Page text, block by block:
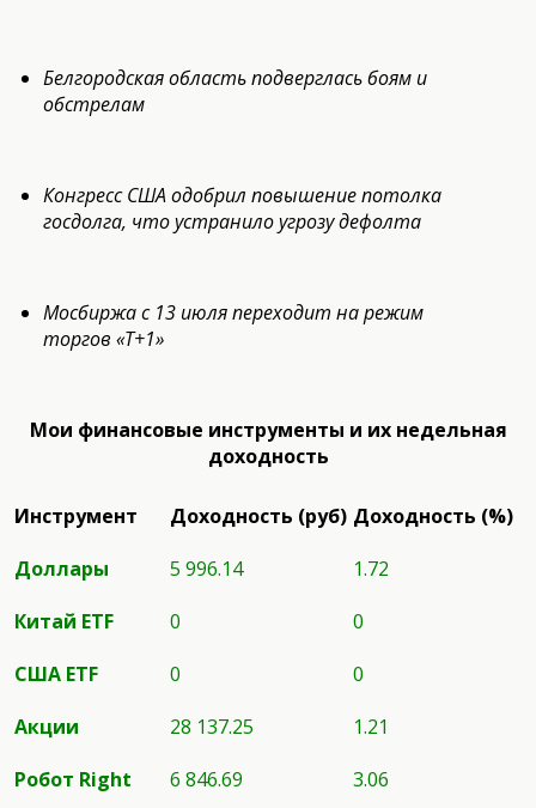
Белгородская область подверглась боям и
обстрелам
Конгресс США одобрил повышение потолка
госдолга, что устранило угрозу дефолта
Мосбиржа с 13 июля переходит на режим
торгов «Т+1»
Мои финансовые инструменты и их недельная
доходность
Инструмент Доходность (руб) Доходность (%)
Доллары
5 996.14
1.72
Китай ETF
0
0
США ETF 0
0
Акции
28 137.25
1.21
Робот Right 6 846.69
3.06